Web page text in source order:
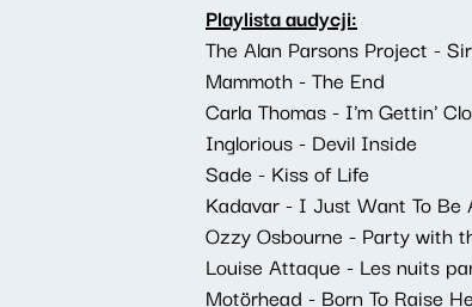
Playlista audycji:
The Alan Parsons Project -
Mammoth - The End
Carla Thomas - I'm Gettin'
Inglorious - Devil Inside
Sade - Kiss of Life
Kadavar - I Just Want To Be
Ozzy Osbourne - Party with
Louise Attaque - Les nuits
Motörhead - Born To Raise